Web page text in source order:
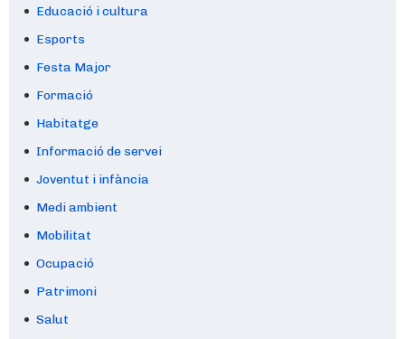
Educació i cultura
Esports
Festa Major
Formació
Habitatge
Informació de servei
Joventut i infància
Medi ambient
Mobilitat
Ocupació
Patrimoni
Salut